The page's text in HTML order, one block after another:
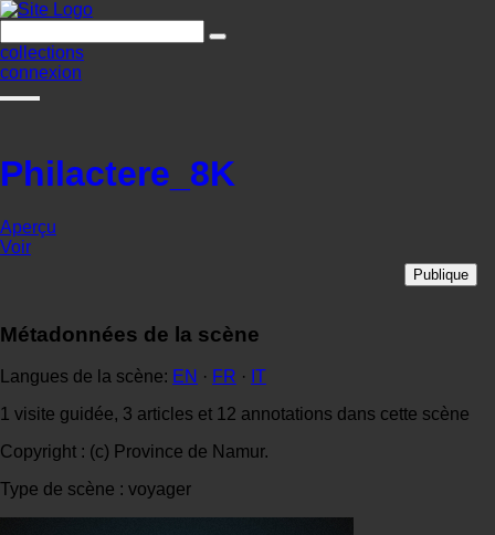
collections
connexion
Philactere_8K
Aperçu
Voir
Publique
Métadonnées de la scène
Langues de la scène: EN · FR · IT
1 visite guidée, 3 articles et 12 annotations dans cette scène
Copyright : (c) Province de Namur.
Type de scène : voyager